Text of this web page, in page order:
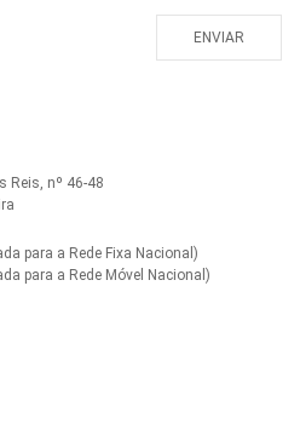
Reis, nº 46-48
para a Rede Fixa Nacional)
para a Rede Móvel Nacional)